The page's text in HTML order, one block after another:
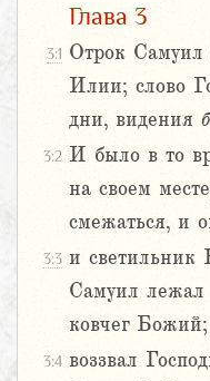
Глава 3
3:1 Отрок Самуил
Илии; слово
дни, видения
3:2 И было в то
на своем
смежаться, и
3:3 и светильник
Самуил лежал
ковчег Божий;
3:4 воззвал